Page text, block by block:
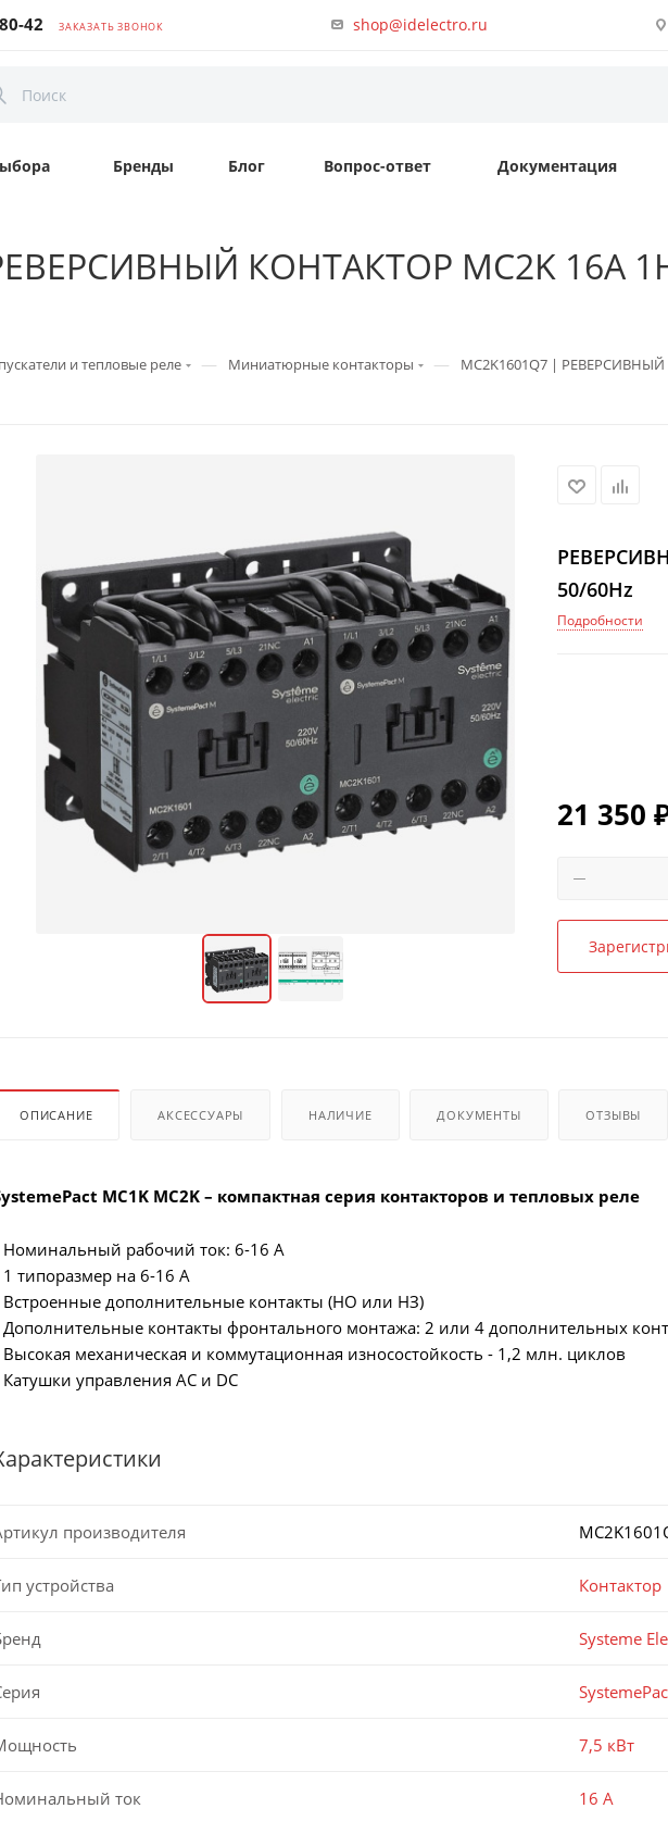
42 ЗАКАЗАТЬ ЗВОНОК shop@idelectro.ru
Бренды Блог Вопрос-ответ Документация
КОНТАКТОР MC2K 16A
и тепловые реле — Миниатюрные контакторы — MC2K1601Q7 | РЕВЕРСИВНЫЙ
50/60Hz
Подробности
21 350
ОПИСАНИЕ АКСЕССУАРЫ НАЛИЧИЕ ДОКУМЕНТЫ ОТЗЫВЫ
MC1K MC2K – компактная серия контакторов и тепловых реле
Номинальный рабочий ток: 6-16 А
1 типоразмер на 6-16 А
Встроенные дополнительные контакты (НО или НЗ)
Дополнительные контакты фронтального монтажа: 2 или 4 дополнительных
Высокая механическая и коммутационная износостойкость - 1,2 млн. циклов
Катушки управления AC и DC
производителя
устройства Контактор
Systeme
7,5 кВт
ток 16 А